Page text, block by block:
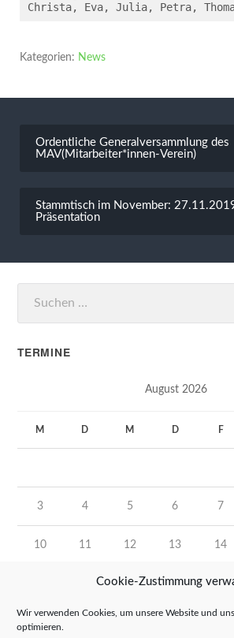
Cookie-Zustimmung
Wir verwenden Cookies, um unsere Website und
optimieren.
Christa, Eva, Julia, Petra,
Kategorien: News
Ordentliche Generalversammlung des
MAV(Mitarbeiter*innen-Verein)
Stammtisch im November:
Präsentation
nach:
TERMINE
August 2026
M D M D F
3 4 5 6 7
10 11 12 13 14
19 20 21
24